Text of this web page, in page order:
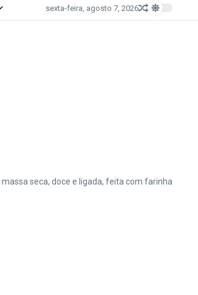
sexta-feira, agosto 7, 2026
seca, doce e ligada, feita com farinha